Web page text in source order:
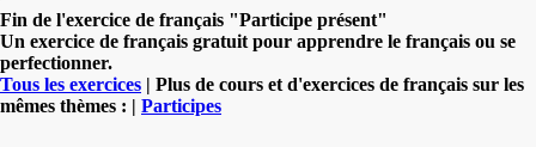
Fin de l'exercice de français "Participe présent"
Un exercice de français gratuit pour apprendre le français ou se
perfectionner.
Tous les exercices | Plus de cours et d'exercices de français sur les
mêmes thèmes : | Participes